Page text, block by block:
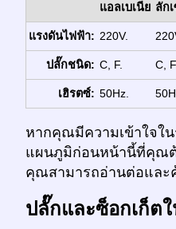
แอลเบเนีย ลัก
แรงดันไฟฟ้า: 220V.
ปลั๊กชนิด: C, F. C, F.
เฮิรตซ์: 50Hz.
หากคุณมีความเข้าใจใ
แผนภูมิก่อนหน้านี้ที่คุณ
คุณสามารถอ่านต่อแล
ปลั๊กและซ็อกเก็ต